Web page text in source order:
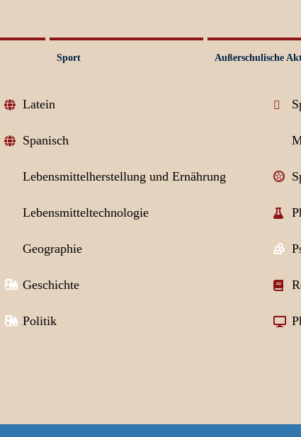
Sport Außerschulische
Latein
Spanisch
Lebensmittelherstellung und Ernährung
Lebensmitteltechnologie
Geographie
Geschichte
Politik